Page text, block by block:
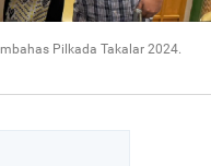
Pilkada Takalar 2024.